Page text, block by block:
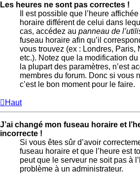
Les heures ne sont pas correctes !
Il est possible que l’heure
horaire différent de celui dans
cas, accédez au panneau de
fuseau horaire afin qu’il
vous trouvez (ex : Londres, Paris,
etc.). Notez que la modification
la plupart des paramètres, n’est
membres du forum. Donc si vous
c’est le bon moment pour le faire.
Haut
J’ai changé mon fuseau horaire et
incorrecte !
Si vous êtes sûr d’avoir
fuseau horaire et que l’heure est
peut que le serveur ne soit pas à
problème à un administrateur.